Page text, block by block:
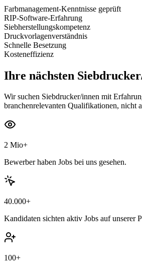
Farbmanagement-Kenntnisse geprüft
RIP-Software-Erfahrung
Siebherstellungskompetenz
Druckvorlagenverständnis
Schnelle Besetzung
Kosteneffizienz
Ihre nächsten
Wir suchen Siebdrucker/innen mit
branchenrelevanten Qualifikationen, nicht
2 Mio+
Bewerber haben Jobs bei uns gesehen.
40.000+
Kandidaten sichten aktiv Jobs auf unserer
100+